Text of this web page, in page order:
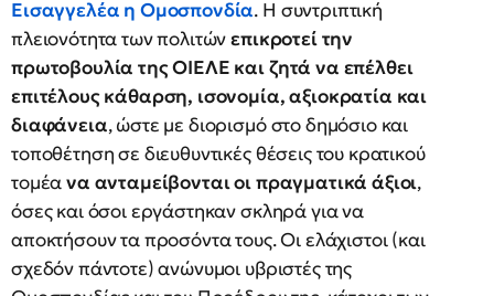
Εισαγγελέα η Ομοσπονδία. Η συντριπτική
πλειονότητα των πολιτώνεπικροτεί την
πρωτοβουλία της ΟΙΕΛΕ και ζητά να επέλθει
επιτέλους κάθαρση, ισονομία, αξιοκρατία και
διαφάνεια, ώστε με διορισμό στο δημόσιο και
τοποθέτηση σε διευθυντικές θέσεις του κρατικού
τομέανα ανταμείβονται οι πραγματικά άξιοι,
όσες και όσοι εργάστηκαν σκληρά για να
αποκτήσουν τα προσόντα τους. Οι ελάχιστοι (και
σχεδόν πάντοτε) ανώνυμοι υβριστές της